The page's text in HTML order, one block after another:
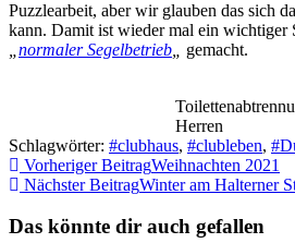
Puzzlearbeit, aber wir glauben das sich
kann. Damit ist wieder mal ein wichtiger
normaler Segelbetrieb gemacht.
Herren
Schlagwörter: #clubhaus, #clubleben,
Weitere
Artikel
ansehen
Vorheriger BeitragWeihnachten 2021
Nächster BeitragWinter am Halterner
Das könnte dir auch gefallen